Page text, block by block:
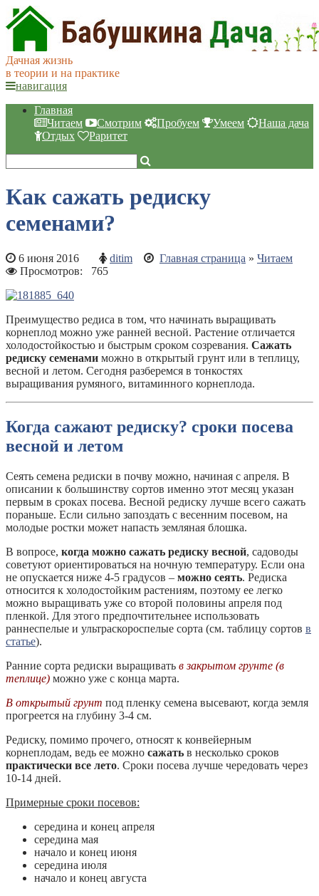
Дачная жизнь
в теории и на практике
навигация
Главная
Читаем
Смотрим Пробуем Умеем
Наша дача
Отдых
Раритет
Как сажать редиску
семенами?
6 июня 2016 ditim Главная страница » Читаем
Просмотров: 765
Преимущество редиса в том, что начинать выращивать
корнеплод можно уже ранней весной. Растение отличается
холодостойкостью и быстрым сроком созревания. Сажать
редиску семенами можно в открытый грунт или в теплицу,
весной и летом. Сегодня разберемся в тонкостях
выращивания румяного, витаминного корнеплода.
Когда сажают редиску? сроки посева
весной и летом
Сеять семена редиски в почву можно, начиная с апреля. В
описании к большинству сортов именно этот месяц указан
первым в сроках посева. Весной редиску лучше всего сажать
пораньше. Если сильно запоздать с весенним посевом, на
молодые ростки может напасть земляная блошка.
В вопросе, когда можно сажать редиску весной, садоводы
советуют ориентироваться на ночную температуру. Если она
не опускается ниже 4-5 градусов – можно сеять. Редиска
относится к холодостойким растениям, поэтому ее легко
можно выращивать уже со второй половины апреля под
пленкой. Для этого предпочтительнее использовать
раннеспелые и ультраскороспелые сорта (см. таблицу сортов в
статье).
Ранние сорта редиски выращивать в закрытом грунте (в
теплице) можно уже с конца марта.
В открытый грунт под пленку семена высевают, когда земля
прогреется на глубину 3-4 см.
Редиску, помимо прочего, относят к конвейерным
корнеплодам, ведь ее можно сажать в несколько сроков
практически все лето. Сроки посева лучше чередовать через
10-14 дней.
Примерные сроки посевов:
середина и конец апреля
середина мая
начало и конец июня
середина июля
начало и конец августа